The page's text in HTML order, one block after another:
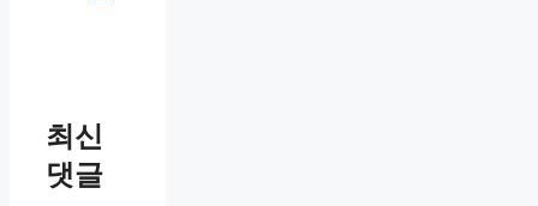
최신
댓글